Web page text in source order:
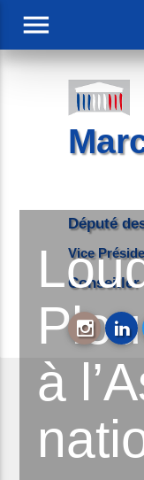
Député
Vice
Conseiller
menu
à